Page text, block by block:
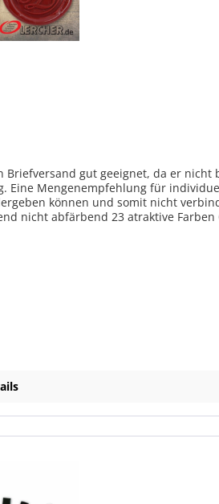
gut geeignet, da er
Mengenempfehlung für
können und somit nicht
nicht abfärbend 23 atraktive Farben